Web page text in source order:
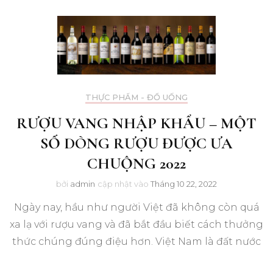
THỰC PHẨM - ĐỒ UỐNG
RƯỢU VANG NHẬP KHẨU – MỘT
SỐ DÒNG RƯỢU ĐƯỢC ƯA
CHUỘNG 2022
bởi admin cập nhật vào Tháng 10 22, 2022
Ngày nay, hầu như người Việt đã không còn quá
xa lạ với rượu vang và đã bắt đầu biết cách thưởng
thức chúng đúng điệu hơn. Việt Nam là đất nước